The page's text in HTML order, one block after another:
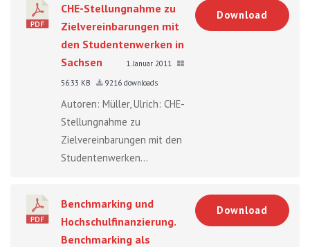
CHE-Stellungnahme zu
Zielvereinbarungen mit
den Studentenwerken in
Sachsen
1. Januar 2011
56.33 KB
9216 downloads
Autoren: Müller, Ulrich: CHE-
Stellungnahme zu
Zielvereinbarungen mit den
Studentenwerken...
Download
Benchmarking und
Hochschulfinanzierung.
Benchmarking als
Download